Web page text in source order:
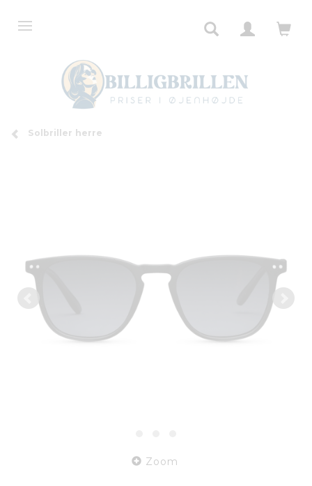
Solbriller herre
Zoom